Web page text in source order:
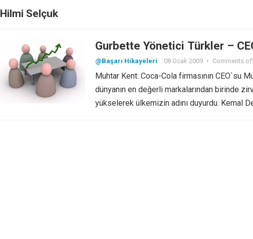
Hilmi Selçuk
Gurbette Yönetici Türkler –
@Başarı Hikayeleri 08 Ocak 2009 • Comments
Muhtar Kent: Coca-Cola firmasının CEO`su
dünyanın en değerli markalarından birinde
yükselerek ülkemizin adını duyurdu. Kemal